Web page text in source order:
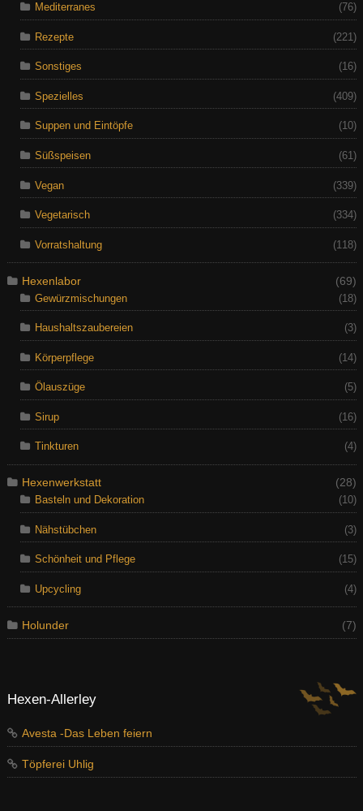
Mediterranes (76)
Rezepte (221)
Sonstiges (16)
Spezielles (409)
Suppen und Eintöpfe (10)
Süßspeisen (61)
Vegan (339)
Vegetarisch (334)
Vorratshaltung (118)
Hexenlabor
(69)
Gewürzmischungen
(18)
Haushaltszaubereien (3)
Körperpflege (14)
Ölauszüge (5)
Sirup (16)
Tinkturen (4)
Hexenwerkstatt
(28)
Basteln und Dekoration
(10)
Nähstübchen (3)
Schönheit und Pflege (15)
Upcycling (4)
Holunder (7)
Hexen-Allerley
Avesta -Das Leben feiern
Töpferei Uhlig